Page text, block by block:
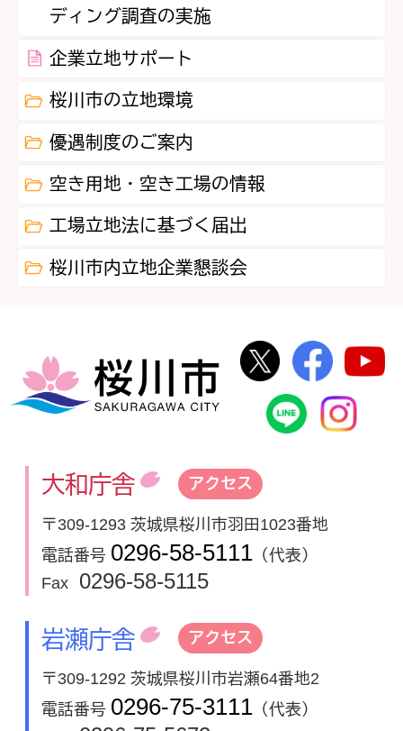
ディング調査の実施
企業立地サポート
桜川市の立地環境
優遇制度のご案内
空き用地・空き工場の情報
工場立地法に基づく届出
桜川市内立地企業懇談会
桜川市
桜川市公式
桜川
桜川市公
大和庁舎 アクセス
〒309-1293 茨城県桜川市羽田1023番地
電話番号 0296-58-5111 （代表）
Fax
0296-58-5115
岩瀬庁舎 アクセス
〒309-1292 茨城県桜川市岩瀬64番地2
電話番号 0296-75-3111 （代表）